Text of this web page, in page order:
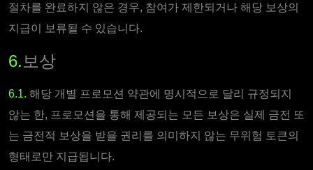
절차를 완료하지 않은 경우, 참여가 제한되거나 해당 보상의
지급이 보류될 수 있습니다.
6. 보상
6.1. 해당 개별 프로모션 약관에 명시적으로 달리 규정되지
않는 한, 프로모션을 통해 제공되는 모든 보상은 실제 금전 또
는 금전적 보상을 받을 권리를 의미하지 않는 무위험 토큰의
형태로만 지급됩니다.